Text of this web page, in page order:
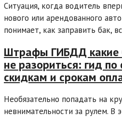
Ситуация, когда водитель
нового или арендованного
понимает, как заправить бак,
Штрафы ГИБДД какие
не разориться: гид
скидкам и срокам
Необязательно попадать на
невнимательности за рулем. В